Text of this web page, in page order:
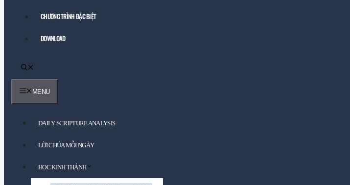
CHƯƠNG TRÌNH ĐẶC BIỆT
DOWNLOAD
MENU
DAILY SCRIPTURE ANALYSIS
LỜI CHÚA MỖI NGÀY
HỌC KINH THÁNH